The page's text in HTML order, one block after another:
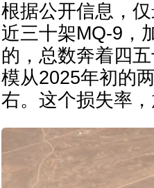
根据公开信息，
近三十架MQ-9，
的，总数奔着四
模从2025年初的
右。这个损失率